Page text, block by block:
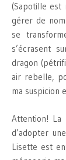
(Sapotille est
gérer de
se
s’écrasent
dragon
air rebelle,
ma suspicion
Attention! La
d’adopter
Lisette est